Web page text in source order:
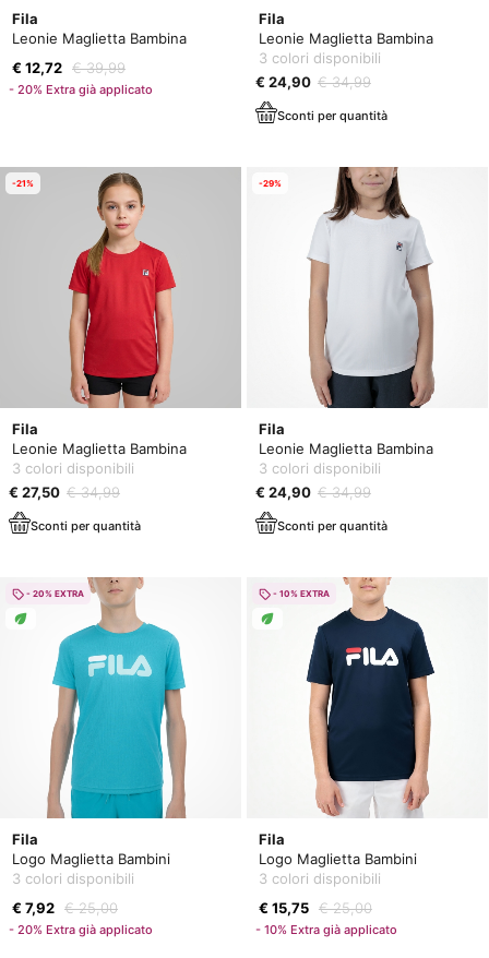
Fila
Leonie Maglietta Bambina
€ 12,72 € 39,99
- 20% Extra già applicato
Fila
Leonie Maglietta Bambina
3 colori disponibili
€ 24,90 € 34,99
Sconti per quantità
Fila
Leonie Maglietta Bambina
3 colori disponibili
€ 27,50 € 34,99
Sconti per quantità
-21%
Fila
Leonie Maglietta Bambina
3 colori disponibili
€ 24,90 € 34,99
Sconti per quantità
-29%
Fila
Logo Maglietta Bambini
3 colori disponibili
€ 7,92 € 25,00
- 20% Extra già applicato
- 20% EXTRA
Fila
Logo Maglietta Bambini
3 colori disponibili
€ 15,75 € 25,00
- 10% Extra già applicato
- 10% EXTRA